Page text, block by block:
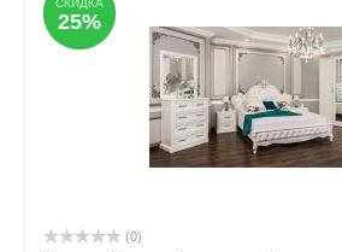
СКИДКА
25%
СКИДКА
25%
(0)